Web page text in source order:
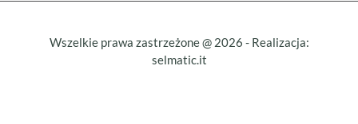
Wszelkie prawa zastrzeżone @ 2026 - Realizacja:
selmatic.it